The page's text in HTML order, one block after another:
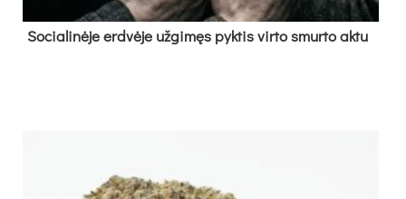
So­cia­li­nė­je erd­vė­je už­gi­męs pyk­tis vir­to smur­to ak­tu